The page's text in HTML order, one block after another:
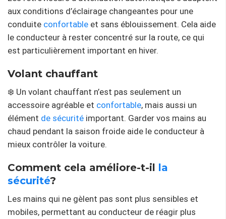
aux conditions d’éclairage changeantes pour une
conduite confortable et sans éblouissement. Cela aide
le conducteur à rester concentré sur la route, ce qui
est particulièrement important en hiver.
Volant chauffant
❄️ Un volant chauffant n’est pas seulement un
accessoire agréable et confortable, mais aussi un
élément de sécurité important. Garder vos mains au
chaud pendant la saison froide aide le conducteur à
mieux contrôler la voiture.
Comment cela améliore-t-il la
sécurité?
Les mains qui ne gèlent pas sont plus sensibles et
mobiles, permettant au conducteur de réagir plus